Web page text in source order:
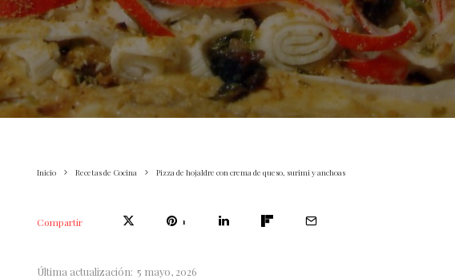
Inicio Recetas de Cocina Pizza de hojaldre con crema de queso, surimi y anchoas
Compartir 1
Última actualización: 5 mayo, 2026